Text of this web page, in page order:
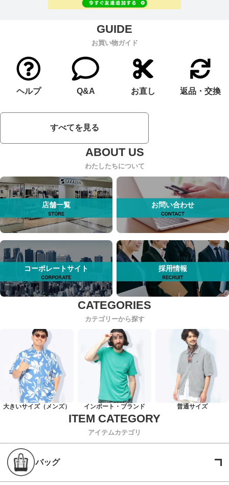
お買い物ガイド
ヘルプ Q&A お直し 返品・交換
すべてを見る
わたしたちについて
店舗一覧 お問い合わせ
コーポレートサイト 採用情報
カテゴリーから探す
大きいサイズ（メンズ） インポート・ブランド 普通サイズ
アイテムカテゴリ
バッグ